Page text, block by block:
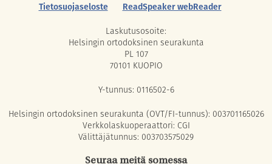
Tietosuojaseloste
ReadSpeaker webReader
Laskutusosoite:
Helsingin ortodoksinen seurakunta
PL 107
70101 KUOPIO
Y-tunnus: 0116502-6
Helsingin ortodoksinen seurakunta (OVT/FI-tunnus): 003701165026
Verkkolaskuoperaattori: CGI
Välittäjätunnus: 003703575029
Seuraa meitä somessa